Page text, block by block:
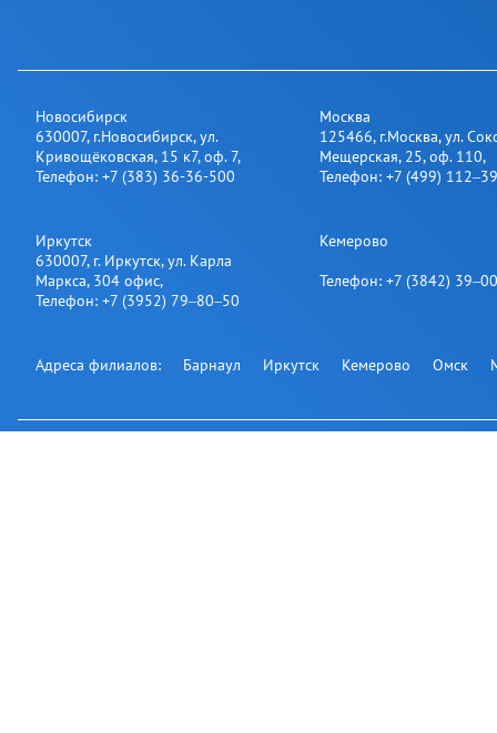
Новосибирск
630007, г.Новосибирск,ул.
Кривощёковская, 15 к7, оф. 7,
Телефон: +7 (383) 36-36-500
Москва
125466, г.Москва,ул.
Мещерская, 25​, оф. 110,
Телефон: +7 (499)
Иркутск
630007, г. Иркутск,ул. Карла
Маркса, 304 офис,
Телефон: +7 (3952) 79‒80‒50
Кемерово
Телефон: +7 (3842)
Адреса филиалов: Барнаул Иркутск Кемерово Омск